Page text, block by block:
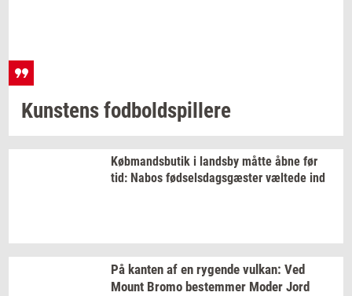
Kun­stensfod­bold­spil­le­re
Køb­mands­bu­tik i lands­by måtte åbne før
tid: Nabos fød­sels­dags­gæ­ster væl­te­de ind
På kan­ten af en ry­gen­de vulkan: Ved
Mount Bromo be­stem­mer Moder Jord